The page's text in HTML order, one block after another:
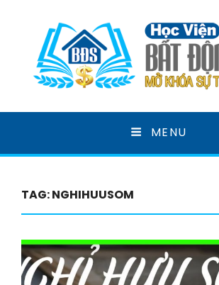
HỌC VIỆN BẤT
SẢN
MENU
TAG:NGHIHUUSOM